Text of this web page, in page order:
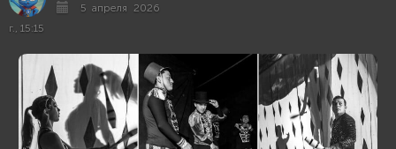
5 апреля 2026
г., 15:15